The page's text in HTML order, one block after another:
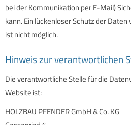
bei der Kommunikation per E-Mail)
kann. Ein lückenloser Schutz der
ist nicht möglich.
Hinweis zur verantwortlichen
Die verantwortliche Stelle für die
Website ist:
HOLZBAU PFENDER GmbH & Co. KG